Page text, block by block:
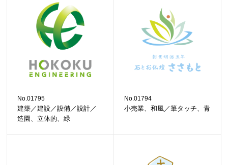
No.01795
建築／建設／設備／設計／
造園、立体的、緑
No.01794
小売業、和風／筆タッチ、青